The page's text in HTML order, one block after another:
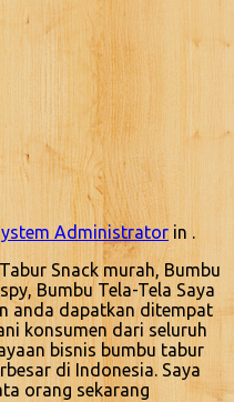
Administratorin .
Snack murah, Bumbu
Bumbu Tela-Tela Saya
anda dapatkan ditempat
konsumen dari seluruh
bisnis bumbu tabur
di Indonesia. Saya
orang sekarang